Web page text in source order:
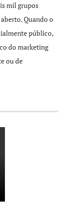
mil grupos
Quando o
público,
do marketing
ou de